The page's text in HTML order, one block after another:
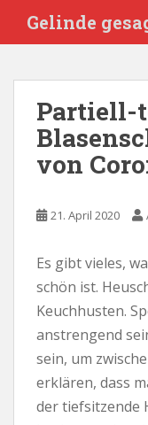
i
Gelinde
Partiell-
von
21. April 2020
Es gibt vieles,
schön ist.
Keuchhusten.
anstrengend
sein, um
erklären, dass
der tiefsitzende